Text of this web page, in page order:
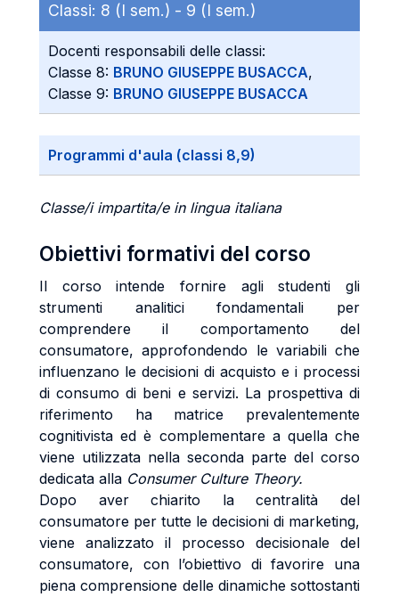
Classi: 8 (I sem.) - 9 (I sem.)
Docenti responsabili delle classi:
Classe 8: BRUNO GIUSEPPE BUSACCA,
Classe 9: BRUNO GIUSEPPE BUSACCA
Programmi d'aula (classi 8,9)
Classe/i impartita/e in lingua italiana
Obiettivi formativi del corso
Il corso intende fornire agli studenti gli
strumenti analitici fondamentali per
comprendere il comportamento del
consumatore, approfondendo le variabili che
influenzano le decisioni di acquisto e i processi
di consumo di beni e servizi. La prospettiva di
riferimento ha matrice prevalentemente
cognitivista ed è complementare a quella che
viene utilizzata nella seconda parte del corso
dedicata alla Consumer Culture Theory.
Dopo aver chiarito la centralità del
consumatore per tutte le decisioni di marketing,
viene analizzato il processo decisionale del
consumatore, con l’obiettivo di favorire una
piena comprensione delle dinamiche sottostanti